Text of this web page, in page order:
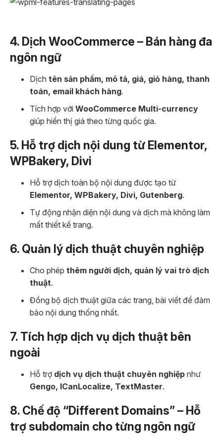
4. Dịch WooCommerce – Bán hàng đa
ngôn ngữ
Dịch tên sản phẩm, mô tả, giá, giỏ hàng, thanh
toán, email khách hàng.
Tích hợp với WooCommerce Multi-currency
giúp hiển thị giá theo từng quốc gia.
5. Hỗ trợ dịch nội dung từ Elementor,
WPBakery, Divi
Hỗ trợ dịch toàn bộ nội dung được tạo từ
Elementor, WPBakery, Divi, Gutenberg.
Tự động nhận diện nội dung và dịch mà không làm
mất thiết kế trang.
6. Quản lý dịch thuật chuyên nghiệp
Cho phép thêm người dịch, quản lý vai trò dịch
thuật.
Đồng bộ dịch thuật giữa các trang, bài viết để đảm
bảo nội dung thống nhất.
7. Tích hợp dịch vụ dịch thuật bên
ngoài
Hỗ trợ dịch vụ dịch thuật chuyên nghiệp như
Gengo, ICanLocalize, TextMaster.
8. Chế độ “Different Domains” – Hỗ
trợ subdomain cho từng ngôn ngữ